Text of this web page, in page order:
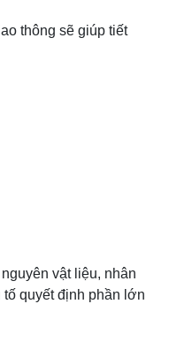
thông sẽ giúp tiết
vật liệu, nhân
quyết định phần lớn